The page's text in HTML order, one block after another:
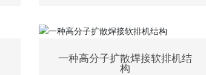
一种高分子扩散焊接软排机结
构